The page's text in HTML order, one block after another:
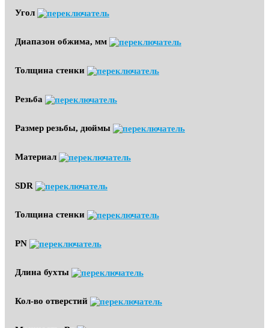
Угол
Диапазон обжима, мм
Толщина стенки
Резьба
Размер резьбы, дюймы
Материал
SDR
Толщина стенки
PN
Длина бухты
Кол-во отверстий